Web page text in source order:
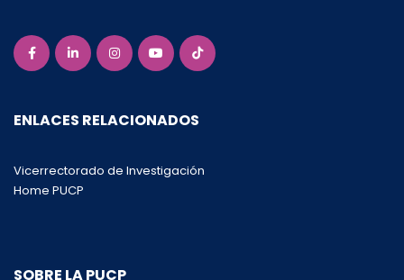
ENLACES RELACIONADOS
Vicerrectorado de Investigación
Home PUCP
SOBRE LA PUCP